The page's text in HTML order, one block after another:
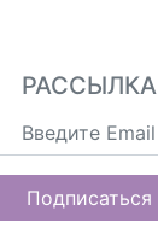
РАССЫЛКА
Подписаться